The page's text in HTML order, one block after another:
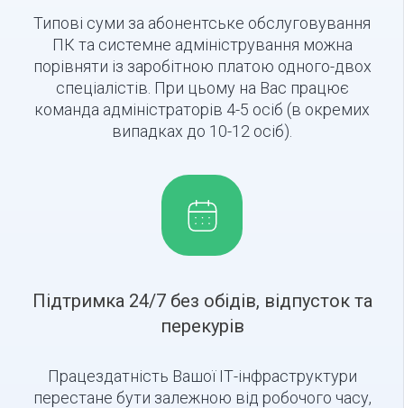
Типові суми за абонентське обслуговування
ПК та системне адміністрування можна
порівняти із заробітною платою одного-двох
спеціалістів. При цьому на Вас працює
команда адміністраторів 4-5 осіб (в окремих
випадках до 10-12 осіб).
Підтримка 24/7 без обідів, відпусток та
перекурів
Працездатність Вашої ІТ-інфраструктури
перестане бути залежною від робочого часу,